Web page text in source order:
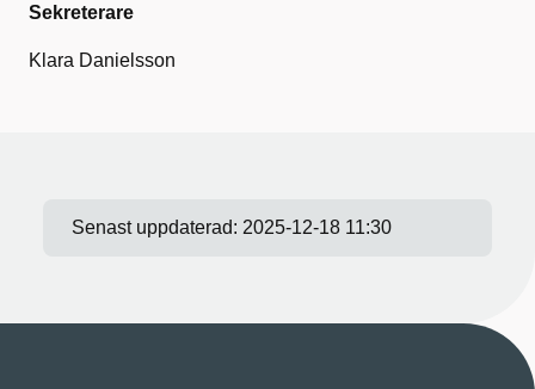
Sekreterare
Klara Danielsson
Senast uppdaterad: 2025-12-18 11:30